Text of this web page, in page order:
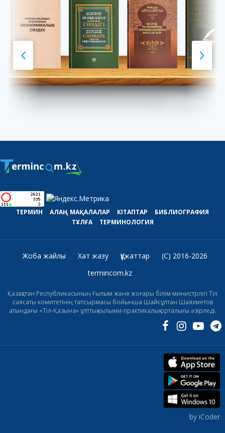
ТЕРМИН АЛАҢ МАҚАЛАЛАР КІТАПТАР
БИБЛИОГРАФИЯ
ТҰЛҒА
ТЕРМИНОЛОГИЯ
Жоба жайлы Хат жазу Құжаттар
(C) 2016-2026
termincom.kz
Қазақстан Республикасының Ғылым және жоғары білім министрлігі Тіл
саясаты комитетінің тапсырмасы бойынша Шайсұлтан Шаяхметов
атындағы «Тіл-Қазына» ұлттық ғылыми-практикалық орталығы әзірледі.
by iCoder